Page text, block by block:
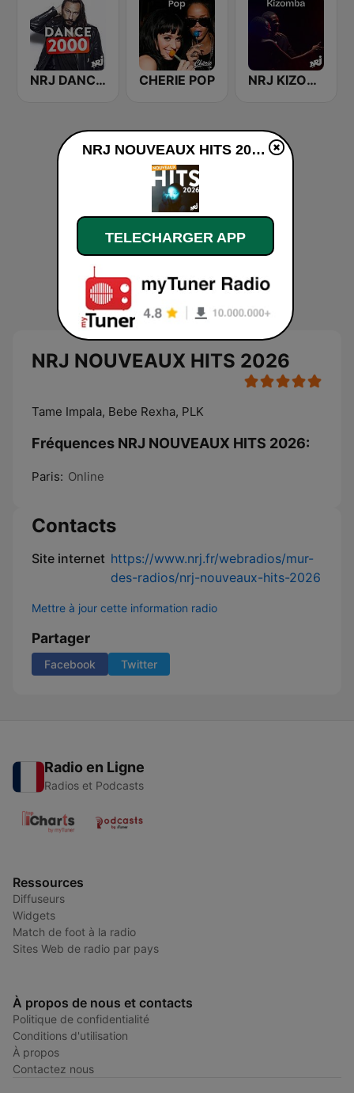
NRJ DANCE 2000' CHERIE POP NRJ KIZOMBA
NRJ NOUVEAUX HITS 2026
Tame Impala, Bebe Rexha, PLK
Fréquences NRJ NOUVEAUX HITS 2026:
Paris: Online
Contacts
Site internet https://www.nrj.fr/webradios/mur-
des-radios/nrj-nouveaux-hits-2026
Mettre à jour cette information radio
Partager
Facebook Twitter
Radio en Ligne
Radios et Podcasts
Ressources
Diffuseurs
Widgets
Match de foot à la radio
Sites Web de radio par pays
À propos de nous et contacts
Politique de confidentialité
Conditions d'utilisation
À propos
Contactez nous
NRJ NOUVEAUX HITS 2026 en ligne
TELECHARGER APP